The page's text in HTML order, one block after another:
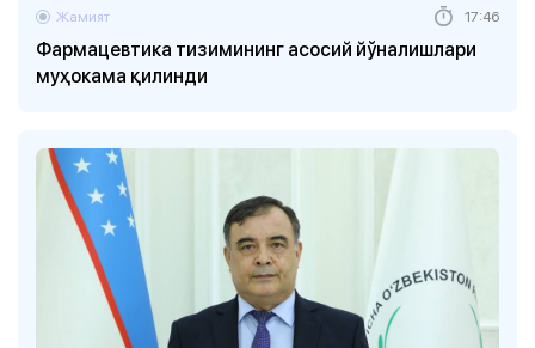
Фармацевтика тизимининг асосий йўналишлари
муҳокама қилинди
Жамият 17:46